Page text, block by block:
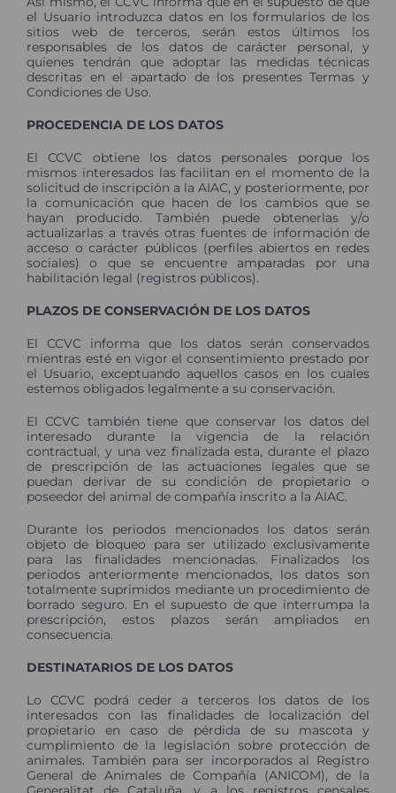
el Usuario introduzca datos en los formularios de los
sitios web de terceros, serán estos últimos los
responsables de los datos de carácter personal, y
quienes tendrán que adoptar las medidas técnicas
descritas en el apartado de los presentes Termas y
Condiciones de Uso.
PROCEDENCIA DE LOS DATOS
El CCVC obtiene los datos personales porque los
mismos interesados las facilitan en el momento de la
solicitud de inscripción a la AIAC, y posteriormente, por
la comunicación que hacen de los cambios que se
hayan producido. También puede obtenerlas y/o
actualizarlas a través otras fuentes de información de
acceso o carácter públicos (perfiles abiertos en redes
sociales) o que se encuentre amparadas por una
habilitación legal (registros públicos).
PLAZOS DE CONSERVACIÓN DE LOS DATOS
El CCVC informa que los datos serán conservados
mientras esté en vigor el consentimiento prestado por
el Usuario, exceptuando aquellos casos en los cuales
estemos obligados legalmente a su conservación.
El CCVC también tiene que conservar los datos del
interesado durante la vigencia de la relación
contractual, y una vez finalizada esta, durante el plazo
de prescripción de las actuaciones legales que se
puedan derivar de su condición de propietario o
poseedor del animal de compañía inscrito a la AIAC.
Durante los periodos mencionados los datos serán
objeto de bloqueo para ser utilizado exclusivamente
para las finalidades mencionadas. Finalizados los
periodos anteriormente mencionados, los datos son
totalmente suprimidos mediante un procedimiento de
borrado seguro. En el supuesto de que interrumpa la
prescripción, estos plazos serán ampliados en
consecuencia.
DESTINATARIOS DE LOS DATOS
Lo CCVC podrá ceder a terceros los datos de los
interesados con las finalidades de localización del
propietario en caso de pérdida de su mascota y
cumplimiento de la legislación sobre protección de
animales. También para ser incorporados al Registro
General de Animales de Compañía (ANICOM), de la